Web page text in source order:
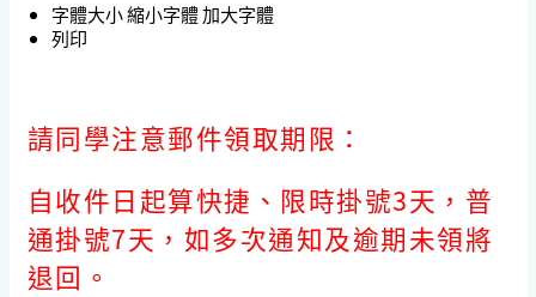
字體大小縮小字體加大字體
列印
請同學注意郵件領取期限：
自收件日起算快捷、限時掛號3天，普
通掛號7天，如多次通知及逾期未領將
退回。